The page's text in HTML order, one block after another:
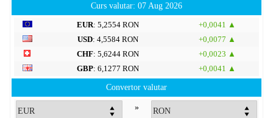
Curs valutar: 07 Aug 2026
EUR: 5,2554 RON
+0,0041 ▲
USD: 4,5584 RON
+0,0077 ▲
CHF: 5,6244 RON
+0,0023 ▲
GBP: 6,1277 RON +0,0041 ▲
Convertor valutar
»